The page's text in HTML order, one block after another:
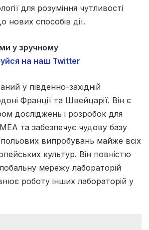
для розуміння чутливості
нових способів дії.
у зручному
на наш Twitter
у південно-західній
Франції та Швейцарії. Він є
досліджень і розробок для
та забезпечує чудову базу
випробувань майже всіх
культур. Він повністю
мережу лабораторій
роботу інших лабораторій у